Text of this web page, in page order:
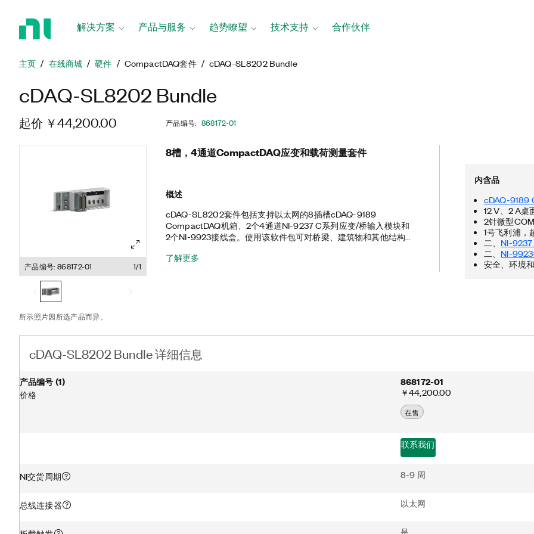
解决方案 产品与服务 趋势瞭望 技术支持 合作伙伴
主页 在线商城 硬件 CompactDAQ套件 cDAQ-SL8202 Bundle
cDAQ-SL8202 Bundle
起价 ￥44,200.00 产品编号: 868172-01
产品编号: 868172-01 1/1
所示照片因所选产品而异。
8槽，4通道CompactDAQ应变和载荷测量套件
概述
cDAQ-SL8202套件包括支持以太网的8插槽cDAQ-9189
CompactDAQ机箱、2个4通道NI-9237 C系列应变/桥输入模块和
2个NI-9923接线盒。使用该软件包可对桥梁、建筑物和其他结构进
的压力测试中进行机械部件载荷测试以及应变和变形分析。用户可
了解更多
内含品
cDAQ-9189
12 V、2 A桌
2针微型
1号飞利浦，
二、 NI-
二、 NI-
安全、环境
cDAQ-SL8202 Bundle 详细信息
产品编号(1)
价格
868172-01
￥44,200.00
在售
联系我们
NI交货周期 8-9 周
总线连接器 以太网
是